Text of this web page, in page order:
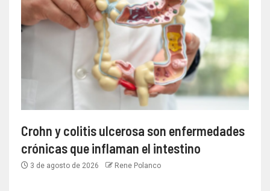
Crohn y colitis ulcerosa son enfermedades
crónicas que inflaman el intestino
3 de agosto de 2026 Rene Polanco